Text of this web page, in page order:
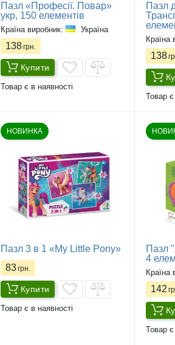
Пазл «Професії. Повар»
укр, 150 елементів
Країна виробник: Україна
138грн.
Купити
Товар є в наявності
Пазл
Країна
138
Товар є
НОВИНКА
Пазл 3 в 1 «My Little Pony»
83грн.
Купити
Товар є в наявності
Пазл
4
Країна
142
Товар є